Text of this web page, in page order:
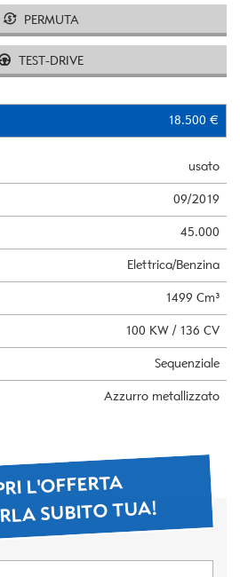
PERMUTA
TEST-DRIVE
18.500 €
usato
09/2019
45.000
Elettrica/Benzina
1499 Cm³
100 KW / 136 CV
Sequenziale
Azzurro metallizzato
L'OFFERTA
SUBITO TUA!